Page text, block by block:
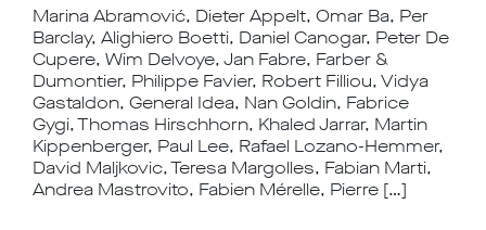
Marina Abramović, Dieter Appelt, Omar Ba, Per
Barclay, Alighiero Boetti, Daniel Canogar, Peter De
Cupere, Wim Delvoye, Jan Fabre, Farber &
Dumontier, Philippe Favier, Robert Filliou, Vidya
Gastaldon, General Idea, Nan Goldin, Fabrice
Gygi, Thomas Hirschhorn, Khaled Jarrar, Martin
Kippenberger, Paul Lee, Rafael Lozano-Hemmer,
David Maljkovic, Teresa Margolles, Fabian Marti,
Andrea Mastrovito, Fabien Mérelle, Pierre […]